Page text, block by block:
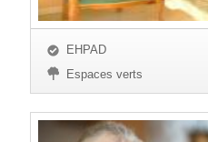
EHPAD
Espaces verts